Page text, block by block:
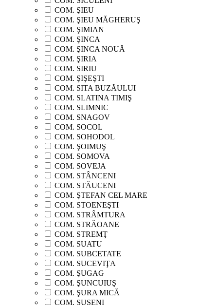
COM. ŞIEU
COM. ŞIEU MĂGHERUŞ
COM. ŞIMIAN
COM. ŞINCA
COM. ŞINCA NOUĂ
COM. ŞIRIA
COM. SIRIU
COM. ŞIŞEŞTI
COM. SITA BUZĂULUI
COM. SLATINA TIMIŞ
COM. SLIMNIC
COM. SNAGOV
COM. SOCOL
COM. SOHODOL
COM. ŞOIMUŞ
COM. SOMOVA
COM. SOVEJA
COM. STÂNCENI
COM. STĂUCENI
COM. ŞTEFAN CEL MARE
COM. STOENEŞTI
COM. STRÂMTURA
COM. STRĂOANE
COM. STREMŢ
COM. SUATU
COM. SUBCETATE
COM. SUCEVIŢA
COM. ŞUGAG
COM. ŞUNCUIUŞ
COM. ŞURA MICĂ
COM. SUSENI